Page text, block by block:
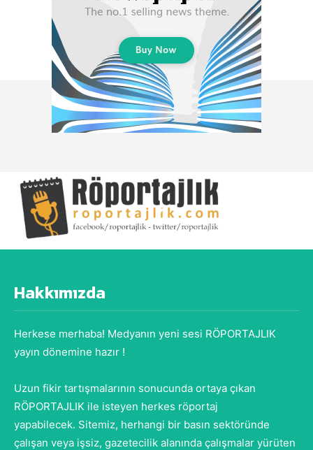
Hakkımızda
Herkese merhaba! Medyanın yeni sesi RÖPORTAJLIK
yayın dönemine hazır !
Uzun fikir tartışmalarının sonucunda ortaya çıkan
RÖPORTAJLIK ile isteyen herkes röportaj
yapabilecek. Sitemiz, herhangi bir basın sektöründe
çalışan veya işsiz, gazetecilik alanında çalışmalar yürüten